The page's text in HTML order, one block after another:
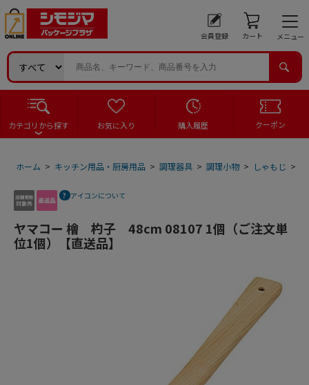
会員登録 カート メニュー
カテゴリから探す お気に入り 購入履歴 クーポン
ホーム > キッチン用品・厨房用品 > 調理器具 > 調理小物 > しゃもじ >
アイコンについて
ヤマコー 檜 杓子 48cm 08107 1個（ご注文単
位1個）【直送品】